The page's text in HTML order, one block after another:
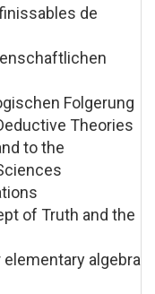
de
Folgerung
Theories
to the
of Truth and the
algebra